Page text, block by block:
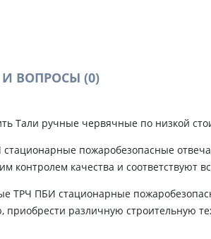
ВОПРОСЫ (0)
Тали ручные червячные по низкой
пожаробезопасные
контролем качества и соответствуют
ТРЧ ПБИ стационарные
приобрести различную строительную